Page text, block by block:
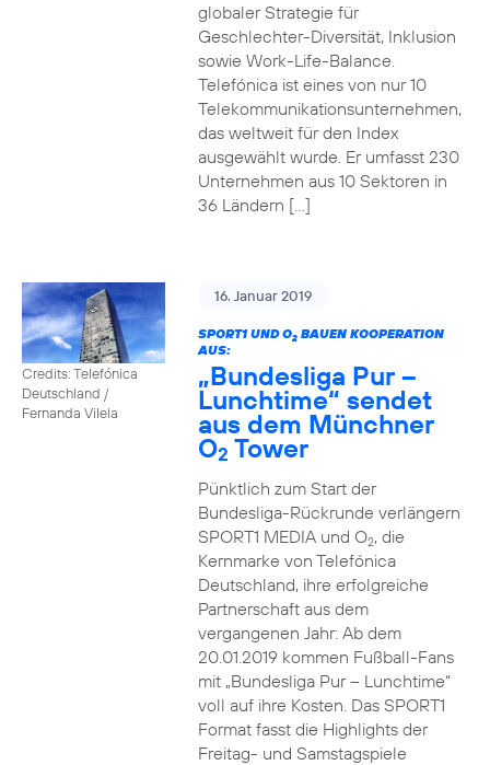
globaler Strategie für
Geschlechter-Diversität, Inklusion
sowie Work-Life-Balance.
Telefónica ist eines von nur 10
Telekommunikationsunternehmen,
das weltweit für den Index
ausgewählt wurde. Er umfasst 230
Unternehmen aus 10 Sektoren in
36 Ländern […]
Credits: Telefónica
Deutschland /
Fernanda Vilela
16. Januar 2019
SPORT1 UND O2BAUEN KOOPERATION
AUS:
„Bundesliga Pur –
Lunchtime“ sendet
aus dem Münchner
O2 Tower
Pünktlich zum Start der
Bundesliga-Rückrunde verlängern
SPORT1 MEDIA und O2, die
Kernmarke von Telefónica
Deutschland, ihre erfolgreiche
Partnerschaft aus dem
vergangenen Jahr: Ab dem
20.01.2019 kommen Fußball-Fans
mit „Bundesliga Pur – Lunchtime“
voll auf ihre Kosten. Das SPORT1
Format fasst die Highlights der
Freitag- und Samstagspiele